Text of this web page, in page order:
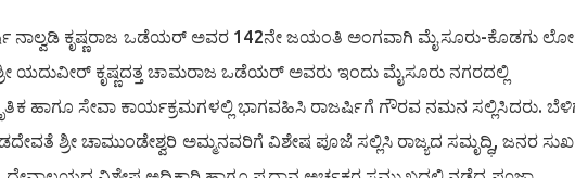
ನಾಲ್ವಡಿ ಕೃಷ್ಣರಾಜ ಒಡೆಯರ್ ಅವರ 142ನೇ ಜಯಂತಿ ಅಂಗವಾಗಿ ಮೈಸೂರು-ಕೊಡಗು
ಯದುವೀರ್ ಕೃಷ್ಣದತ್ತ ಚಾಮರಾಜ ಒಡೆಯರ್ ಅವರು ಇಂದು ಮೈಸೂರು ನಗರದಲ್ಲಿ
ಹಾಗೂ ಸೇವಾ ಕಾರ್ಯಕ್ರಮಗಳಲ್ಲಿ ಭಾಗವಹಿಸಿ ರಾಜರ್ಷಿಗೆ ಗೌರವ ನಮನ ಸಲ್ಲಿಸಿದರು.
ಶ್ರೀ ಚಾಮುಂಡೇಶ್ವರಿ ಅಮ್ಮನವರಿಗೆ ವಿಶೇಷ ಪೂಜೆ ಸಲ್ಲಿಸಿ ರಾಜ್ಯದ ಸಮೃದ್ಧಿ, ಜನರ